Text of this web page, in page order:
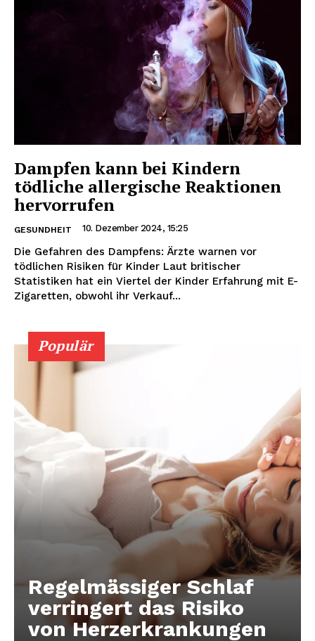
Dampfen kann bei Kindern
tödliche allergische Reaktionen
hervorrufen
GESUNDHEIT 10. Dezember 2024, 15:25
Die Gefahren des Dampfens: Ärzte warnen vor
tödlichen Risiken für Kinder Laut britischer
Statistiken hat ein Viertel der Kinder Erfahrung mit E-
Zigaretten, obwohl ihr Verkauf...
Populär
Regelmässiger Schlaf
verringert das Risiko
von Herzerkrankungen